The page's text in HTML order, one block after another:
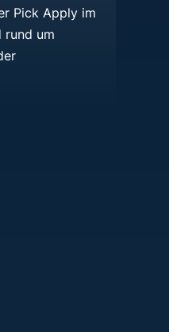
Pick Apply im
rund um